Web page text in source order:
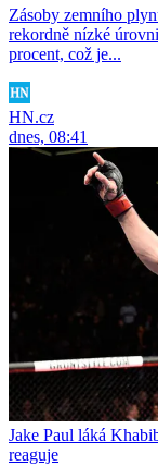
Zásoby zemního
rekordně nízké
procent, což je...
HN.cz
dnes, 08:41
Jake Paul láká
reaguje